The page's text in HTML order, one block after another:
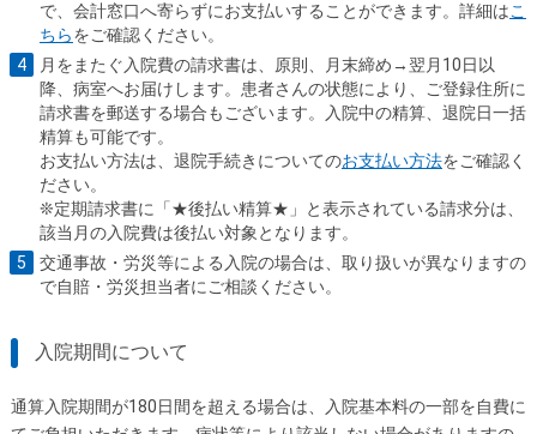
で、会計窓口へ寄らずにお支払いすることができます。詳細はこ
ちらをご確認ください。
月をまたぐ入院費の請求書は、原則、月末締め→翌月10日以
降、病室へお届けします。患者さんの状態により、ご登録住所に
請求書を郵送する場合もございます。入院中の精算、退院日一括
精算も可能です。
お支払い方法は、退院手続きについてのお支払い方法をご確認く
ださい。
❊定期請求書に「★後払い精算★」と表示されている請求分は、
該当月の入院費は後払い対象となります。
交通事故・労災等による入院の場合は、取り扱いが異なりますの
で自賠・労災担当者にご相談ください。
入院期間について
通算入院期間が180日間を超える場合は、入院基本料の一部を自費に